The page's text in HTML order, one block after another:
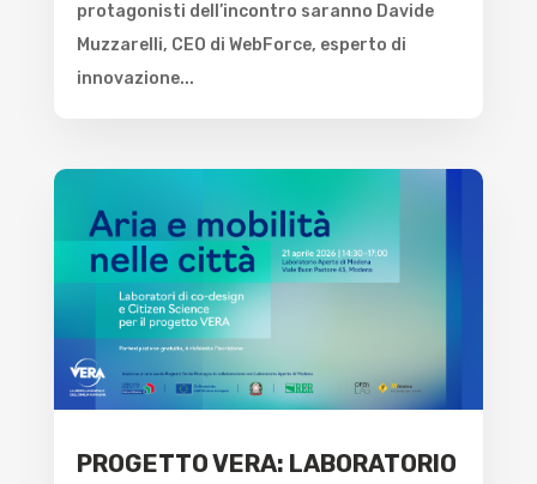
protagonisti dell’incontro saranno Davide
Muzzarelli, CEO di WebForce, esperto di
innovazione...
PROGETTO VERA: LABORATORIO